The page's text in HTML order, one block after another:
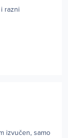
razni
izvučen, samo